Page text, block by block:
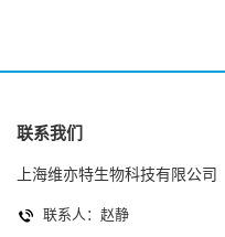
联系我们
上海维亦特生物科技有限公司
联系人：赵静